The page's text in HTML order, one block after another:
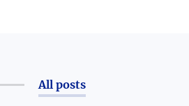
All posts